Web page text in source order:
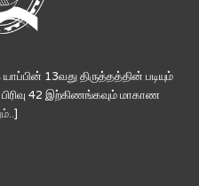
13வது திருத்தத்தின் படியும்
42 இற்கிணங்கவும் மாகாண
]